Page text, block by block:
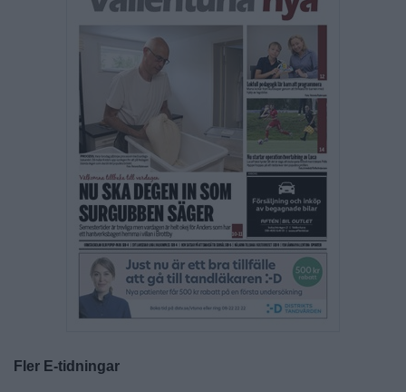
Fler E-tidningar